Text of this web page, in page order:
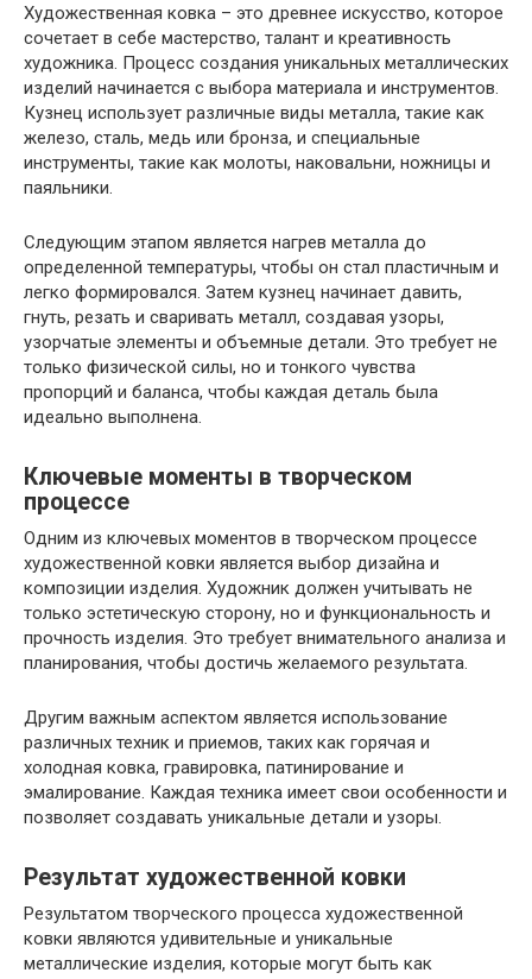
Художественная ковка – это древнее искусство, которое
сочетает в себе мастерство, талант и креативность
художника. Процесс создания уникальных металлических
изделий начинается с выбора материала и инструментов.
Кузнец использует различные виды металла, такие как
железо, сталь, медь или бронза, и специальные
инструменты, такие как молоты, наковальни, ножницы и
паяльники.
Следующим этапом является нагрев металла до
определенной температуры, чтобы он стал пластичным и
легко формировался. Затем кузнец начинает давить,
гнуть, резать и сваривать металл, создавая узоры,
узорчатые элементы и объемные детали. Это требует не
только физической силы, но и тонкого чувства
пропорций и баланса, чтобы каждая деталь была
идеально выполнена.
Ключевые моменты в творческом
процессе
Одним из ключевых моментов в творческом процессе
художественной ковки является выбор дизайна и
композиции изделия. Художник должен учитывать не
только эстетическую сторону, но и функциональность и
прочность изделия. Это требует внимательного анализа и
планирования, чтобы достичь желаемого результата.
Другим важным аспектом является использование
различных техник и приемов, таких как горячая и
холодная ковка, гравировка, патинирование и
эмалирование. Каждая техника имеет свои особенности и
позволяет создавать уникальные детали и узоры.
Результат художественной ковки
Результатом творческого процесса художественной
ковки являются удивительные и уникальные
металлические изделия, которые могут быть как